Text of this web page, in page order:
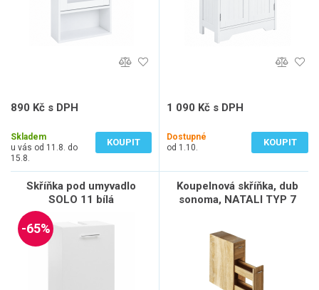
890 Kč s DPH
Skladem
u vás od 11.8. do
15.8.
KOUPIT
1 090 Kč s DPH
Dostupné
od 1.10.
KOUPIT
Skříňka pod umyvadlo
SOLO 11 bílá
-65%
Koupelnová skříňka, dub
sonoma, NATALI TYP 7